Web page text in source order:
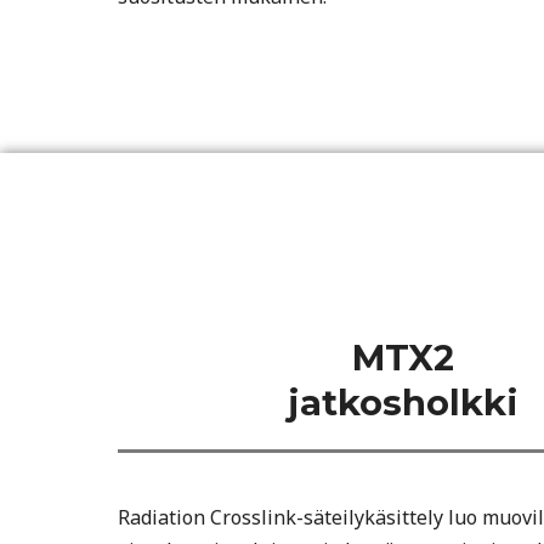
MTX2
jatkosholkki
Radiation Crosslink-säteilykäsittely luo